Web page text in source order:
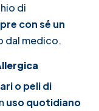
di
con sé un
dal medico.
o peli di
uso quotidiano